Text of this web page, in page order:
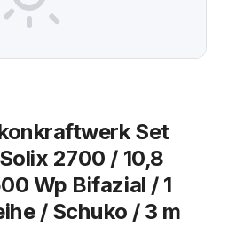
Set
2700 / 10,8
Wp Bifazial / 1
/ Schuko / 3 m